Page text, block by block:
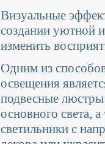
Визуальные
создании уютной
изменить
Одним из
освещения
подвесные люстры
основного света,
светильники с